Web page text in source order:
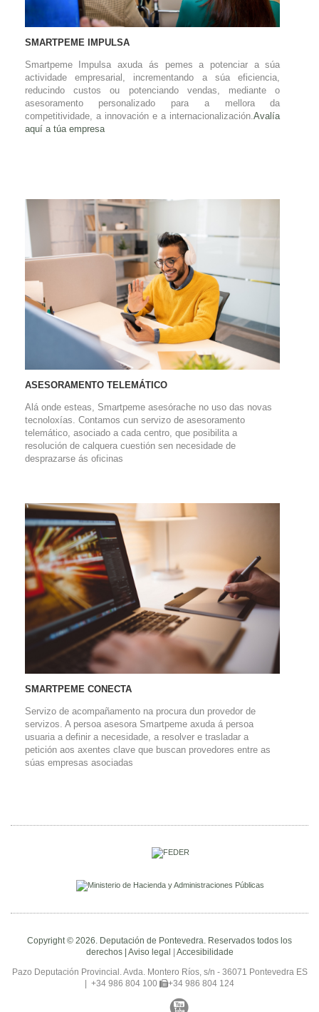
SMARTPEME IMPULSA
Smartpeme Impulsa axuda ás pemes a potenciar a súa
actividade empresarial, incrementando a súa eficiencia,
reducindo custos ou potenciando vendas, mediante o
asesoramento personalizado para a mellora da
competitividade, a innovación e a internacionalización.Avalía
aquí a túa empresa
ASESORAMENTO TELEMÁTICO
Alá onde esteas, Smartpeme asesórache no uso das novas
tecnoloxías. Contamos cun servizo de asesoramento
telemático, asociado a cada centro, que posibilita a
resolución de calquera cuestión sen necesidade de
desprazarse ás oficinas
SMARTPEME CONECTA
Servizo de acompañamento na procura dun provedor de
servizos. A persoa asesora Smartpeme axuda á persoa
usuaria a definir a necesidade, a resolver e trasladar a
petición aos axentes clave que buscan provedores entre as
súas empresas asociadas
Copyright © 2026. Deputación de Pontevedra. Reservados todos los
derechos | Aviso legal Accesibilidade
Pazo Deputación Provincial. Avda. Montero Ríos, s/n - 36071 Pontevedra ES
+34 986 804 100
+34 986 804 124
Twitter YouTube